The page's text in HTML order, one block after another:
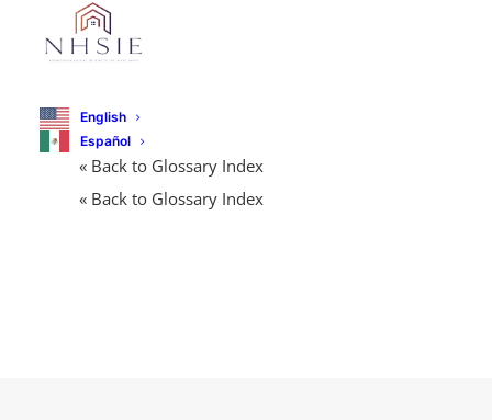
English
Español
« Back to Glossary Index
« Back to Glossary Index